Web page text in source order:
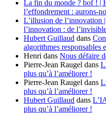
La fin du monde ? bof ! |
l’effondrement : aurons-
L’illusion de l’innovation
l’innovation : de
Hubert Guillaud dans
algorithmes responsables
Henri dans Nous défaire
Pierre-Jean Raugel dans
plus qu’à l’améliorer !
Pierre-Jean Raugel dans
plus qu’à l’améliorer !
Hubert Guillaud dans
plus qu’à l’améliorer !